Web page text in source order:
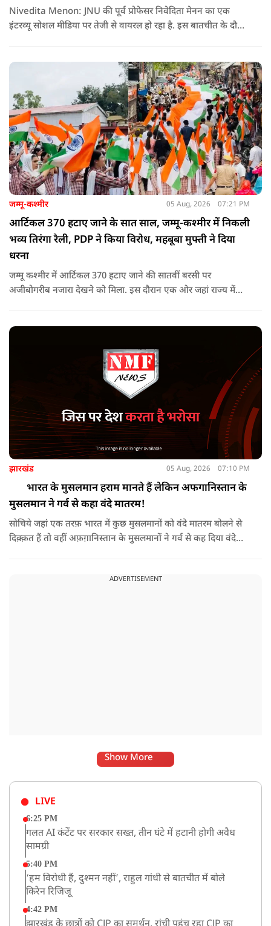
Nivedita Menon: JNU की पूर्व प्रोफेसर निवेदिता मेनन का एक
इंटरव्यू सोशल मीडिया पर तेजी से वायरल हो रहा है. इस बातचीत के दौरान
ज्यादा विवाद खड़ा कर दिया.
जम्मू-कश्मीर 05 Aug, 2026 07:21 PM
आर्टिकल 370 हटाए जाने के सात साल, जम्मू-कश्मीर में निकली
भव्य तिरंगा रैली, PDP ने किया विरोध, महबूबा मुफ्ती ने दिया
धरना
जम्मू कश्मीर में आर्टिकल 370 हटाए जाने की सातवीं बरसी पर
अजीबोगरीब नजारा देखने को मिला. इस दौरान एक ओर जहां राज्य में
झारखंड 05 Aug, 2026 07:10 PM
भारत के मुसलमान हराम मानते हैं लेकिन अफगानिस्तान के
मुसलमान ने गर्व से कहा वंदे मातरम!
सोचिये जहां एक तरफ़ भारत में कुछ मुसलमानों को वंदे मातरम बोलने से
दिक़्क़त हैं तो वहीं अफ़ग़ानिस्तान के मुसलमानों ने गर्व से कह दिया वंदे
ADVERTISEMENT
Show More
LIVE
6:25 PM
गलत AI कंटेंट पर सरकार सख्त, तीन घंटे में हटानी होगी अवैध
सामग्री
5:40 PM
‘हम विरोधी हैं, दुश्मन नहीं’, राहुल गांधी से बातचीत में बोले
किरेन रिजिजू
4:42 PM